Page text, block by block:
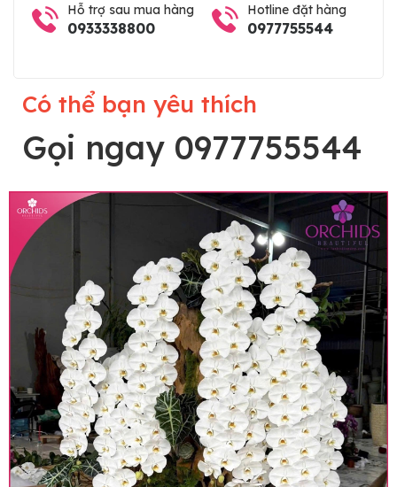
Lưu ý trước khi đặt hàng
• Về cây hoa: Một chậu hoa lan hồ điệp đẹp và
hoàn chỉnh sẽ được phối ghép từ nhiều cây hoa
và tạo dáng hoàn toàn thủ công nên có thể sẽ
khác nhau đôi chút giữa sản phẩm thực tế và
Hỗ trợ sau mua hàng
0933338800
Hotline đặt hàng
0977755544
Có thể bạn yêu thích
Gọi ngay 0977755544